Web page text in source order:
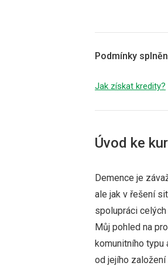
Podmínky
Jak získat kredity?
Úvod ke
Demence je
ale jak v řešení
spolupráci celých
Můj pohled na
komunitního
od jejího